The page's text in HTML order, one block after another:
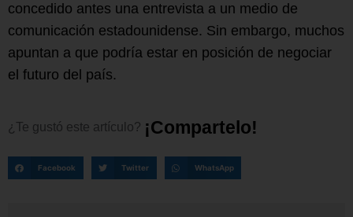
concedido antes una entrevista a un medio de
comunicación estadounidense. Sin embargo, muchos
apuntan a que podría estar en posición de negociar
el futuro del país.
¿Te gustó este artículo? ¡Compartelo!
Facebook Twitter WhatsApp